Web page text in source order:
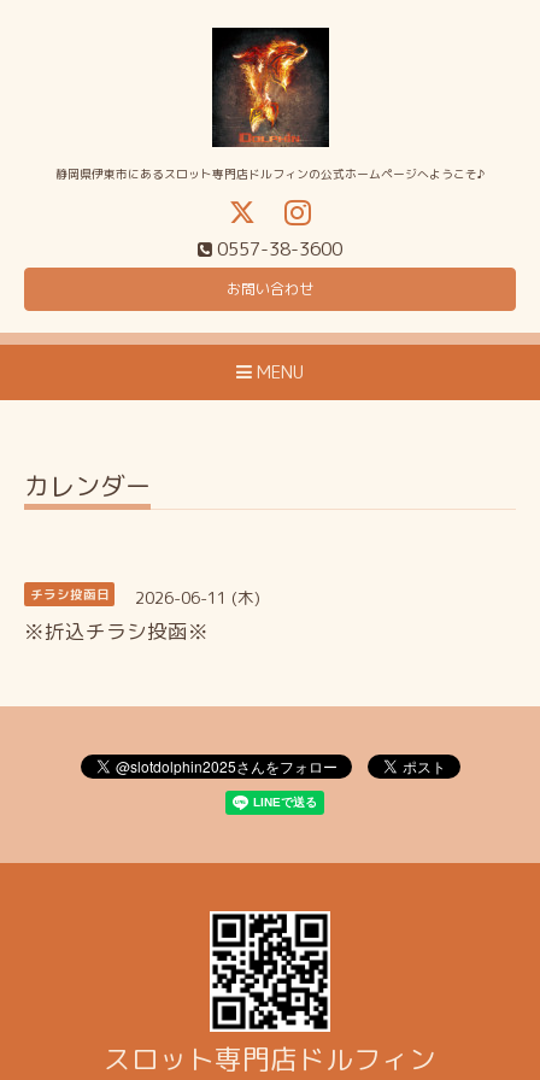
静岡県伊東市にあるスロット専門店ドルフィンの公式ホームページへようこそ♪
0557-38-3600
お問い合わせ
MENU
カレンダー
チラシ投函日 2026-06-11 (木)
※折込チラシ投函※
スロット専門店ドルフィン